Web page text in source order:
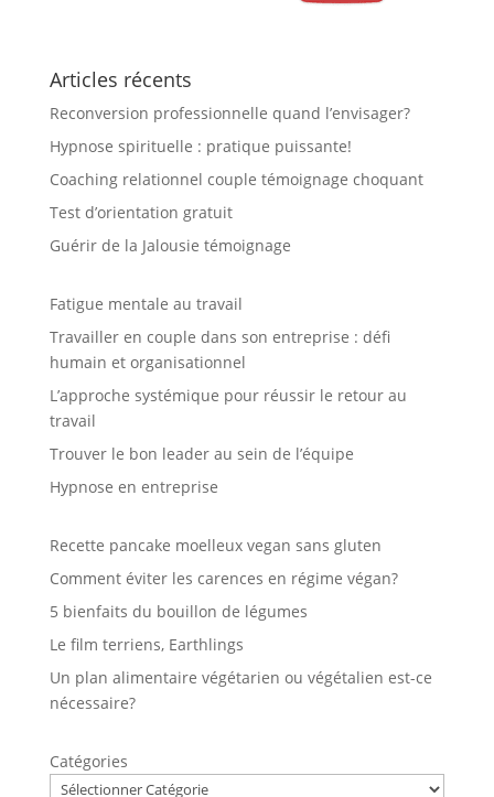
Articles récents
Reconversion professionnelle quand l’envisager?
Hypnose spirituelle : pratique puissante!
Coaching relationnel couple témoignage choquant
Test d’orientation gratuit
Guérir de la Jalousie témoignage
Fatigue mentale au travail
Travailler en couple dans son entreprise : défi
humain et organisationnel
L’approche systémique pour réussir le retour au
travail
Trouver le bon leader au sein de l’équipe
Hypnose en entreprise
Recette pancake moelleux vegan sans gluten
Comment éviter les carences en régime végan?
5 bienfaits du bouillon de légumes
Le film terriens, Earthlings
Un plan alimentaire végétarien ou végétalien est-ce
nécessaire?
Catégories